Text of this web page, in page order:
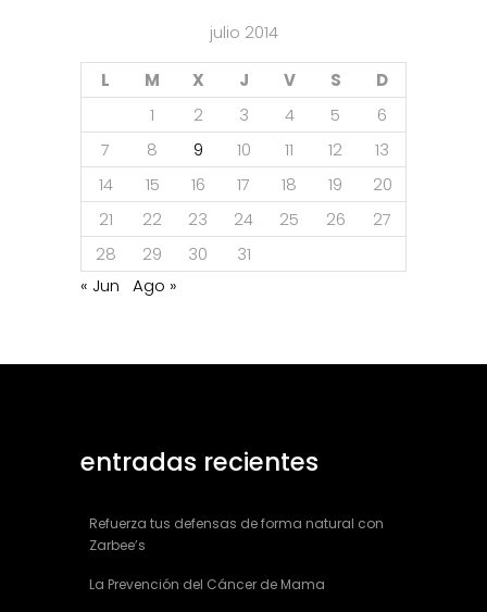
julio 2014
L M X J V S
D
1
2 3 4 5
6
7
8 9 10 11 12
13
14
15 16 17 18 19
20
21
22 23 24 25 26
27
28
29 30
31
« Jun
Ago »
entradas recientes
Refuerza tus defensas de forma natural con
Zarbee’s
La Prevención del Cáncer de Mama